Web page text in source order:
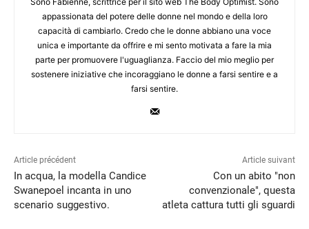
appassionata del potere delle donne nel mondo e della loro
capacità di cambiarlo. Credo che le donne abbiano una voce
unica e importante da offrire e mi sento motivata a fare la mia
parte per promuovere l'uguaglianza. Faccio del mio meglio per
sostenere iniziative che incoraggiano le donne a farsi sentire e a
farsi sentire.
Article précédent
In acqua, la modella Candice
Swanepoel incanta in uno
scenario suggestivo.
Article suivant
Con un abito "non
convenzionale", questa
atleta cattura tutti gli sguardi